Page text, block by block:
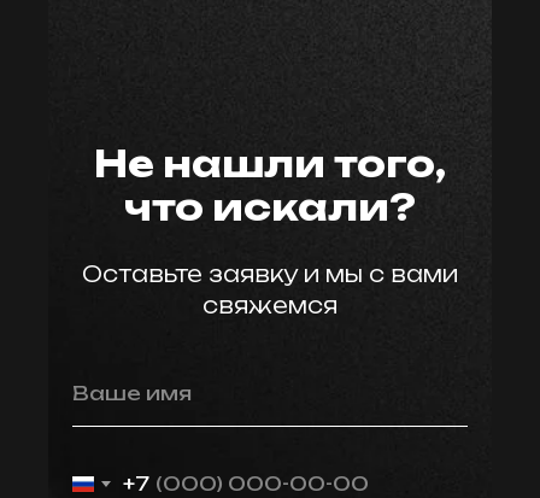
Не нашли того,
что искали?
Оставьте заявку и мы с вами
свяжемся
Ваше имя
+7